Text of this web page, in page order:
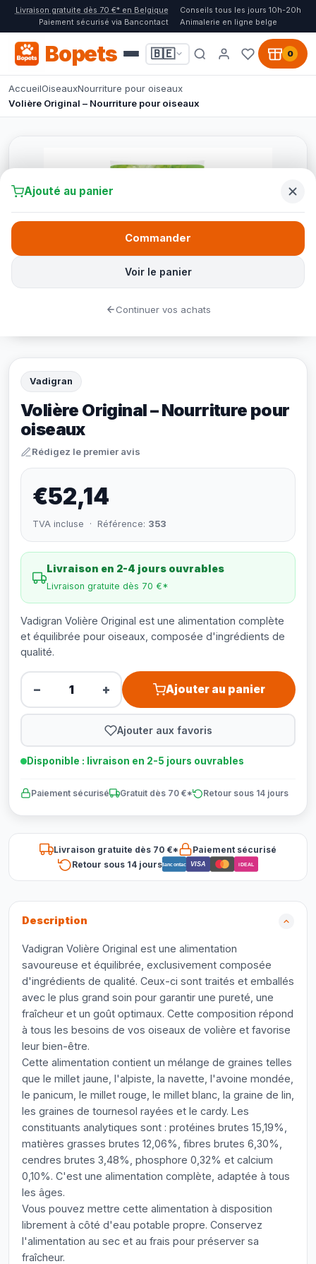
Livraison gratuite dès 70 €* en Belgique
Conseils tous les jours 10h-20h
Paiement sécurisé via Bancontact
Animalerie en ligne belge
Bopets 🇧🇪 0
AccueilOiseauxNourriture pour oiseaux
Volière Original – Nourriture pour oiseaux
Vadigran
Volière Original – Nourriture pour
oiseaux
Rédigez le premier avis
€52,14
TVA incluse · Référence: 353
Livraison en 2-4 jours ouvrables
Livraison gratuite dès 70 €*
Vadigran Volière Original est une alimentation complète
et équilibrée pour oiseaux, composée d'ingrédients de
qualité.
− + Ajouter au panier
Ajouter aux favoris
Disponible : livraison en 2-5 jours ouvrables
Paiement sécurisé Gratuit dès 70 €* Retour sous 14 jours
Livraison gratuite dès 70 €*
Paiement sécurisé
Retour sous 14 joursBancontact VISA iDEAL
Description
Vadigran Volière Original est une alimentation
savoureuse et équilibrée, exclusivement composée
d'ingrédients de qualité. Ceux-ci sont traités et emballés
avec le plus grand soin pour garantir une pureté, une
fraîcheur et un goût optimaux. Cette composition répond
à tous les besoins de vos oiseaux de volière et favorise
leur bien-être.
Cette alimentation contient un mélange de graines telles
que le millet jaune, l'alpiste, la navette, l'avoine mondée,
le panicum, le millet rouge, le millet blanc, la graine de lin,
les graines de tournesol rayées et le cardy. Les
constituants analytiques sont : protéines brutes 15,19%,
matières grasses brutes 12,06%, fibres brutes 6,30%,
cendres brutes 3,48%, phosphore 0,32% et calcium
0,10%. C'est une alimentation complète, adaptée à tous
les âges.
Vous pouvez mettre cette alimentation à disposition
librement à côté d'eau potable propre. Conservez
l'alimentation au sec et au frais pour préserver sa
fraîcheur.
Ajouté au panier
Voir le panier
Commander
Continuer vos achats